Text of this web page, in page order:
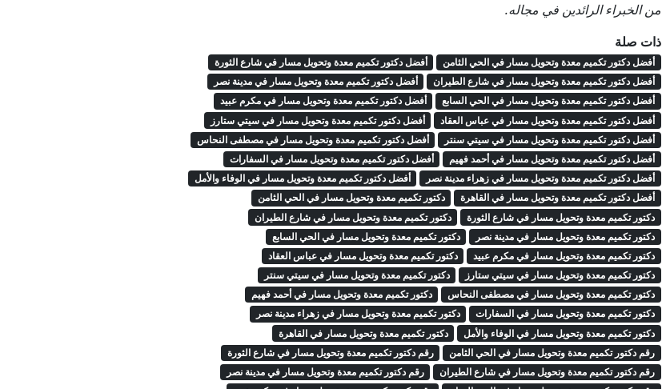
من الخبراء الرائدين في مجاله.
ذات صلة
أفضل دكتور تكميم معدة وتحويل مسار في الحي الثامن
أفضل دكتور تكميم معدة وتحويل مسار في شارع الثورة
أفضل دكتور تكميم معدة وتحويل مسار في شارع الطيران
أفضل دكتور تكميم معدة وتحويل مسار في مدينة نصر
أفضل دكتور تكميم معدة وتحويل مسار في الحي السابع
أفضل دكتور تكميم معدة وتحويل مسار في مكرم عبيد
أفضل دكتور تكميم معدة وتحويل مسار في عباس العقاد
أفضل دكتور تكميم معدة وتحويل مسار في سيتي ستارز
أفضل دكتور تكميم معدة وتحويل مسار في سيتي سنتر
أفضل دكتور تكميم معدة وتحويل مسار في مصطفى النحاس
أفضل دكتور تكميم معدة وتحويل مسار في أحمد فهيم
أفضل دكتور تكميم معدة وتحويل مسار في السفارات
أفضل دكتور تكميم معدة وتحويل مسار في زهراء مدينة نصر
أفضل دكتور تكميم معدة وتحويل مسار في الوفاء والأمل
أفضل دكتور تكميم معدة وتحويل مسار في القاهرة
دكتور تكميم معدة وتحويل مسار في الحي الثامن
دكتور تكميم معدة وتحويل مسار في شارع الثورة
دكتور تكميم معدة وتحويل مسار في شارع الطيران
دكتور تكميم معدة وتحويل مسار في مدينة نصر
دكتور تكميم معدة وتحويل مسار في الحي السابع
دكتور تكميم معدة وتحويل مسار في مكرم عبيد
دكتور تكميم معدة وتحويل مسار في عباس العقاد
دكتور تكميم معدة وتحويل مسار في سيتي ستارز
دكتور تكميم معدة وتحويل مسار في سيتي سنتر
دكتور تكميم معدة وتحويل مسار في مصطفى النحاس
دكتور تكميم معدة وتحويل مسار في أحمد فهيم
دكتور تكميم معدة وتحويل مسار في السفارات
دكتور تكميم معدة وتحويل مسار في زهراء مدينة نصر
دكتور تكميم معدة وتحويل مسار في الوفاء والأمل
دكتور تكميم معدة وتحويل مسار في القاهرة
رقم دكتور تكميم معدة وتحويل مسار في الحي الثامن
رقم دكتور تكميم معدة وتحويل مسار في شارع الثورة
رقم دكتور تكميم معدة وتحويل مسار في شارع الطيران
رقم دكتور تكميم معدة وتحويل مسار في مدينة نصر